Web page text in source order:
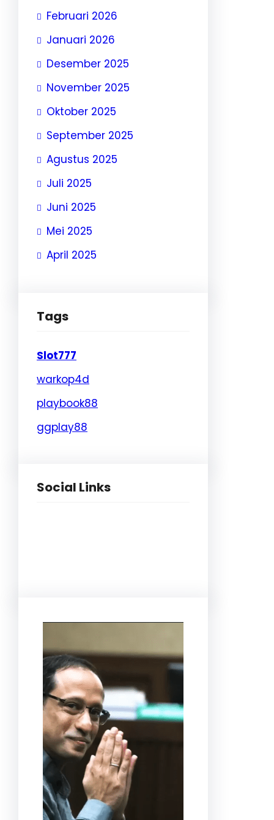
Februari 2026
Januari 2026
Desember 2025
November 2025
Oktober 2025
September 2025
Agustus 2025
Juli 2025
Juni 2025
Mei 2025
April 2025
Tags
Slot777
warkop4d
playbook88
ggplay88
Social Links